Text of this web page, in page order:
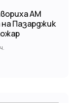
АМ
на Пазарджик